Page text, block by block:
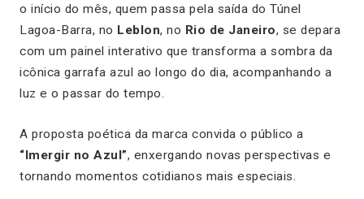
o início do mês, quem passa pela saída do Túnel
Lagoa-Barra, no Leblon, no Rio de Janeiro, se depara
com um painel interativo que transforma a sombra da
icônica garrafa azul ao longo do dia, acompanhando a
luz e o passar do tempo.
A proposta poética da marca convida o público a
“Imergir no Azul”, enxergando novas perspectivas e
tornando momentos cotidianos mais especiais.